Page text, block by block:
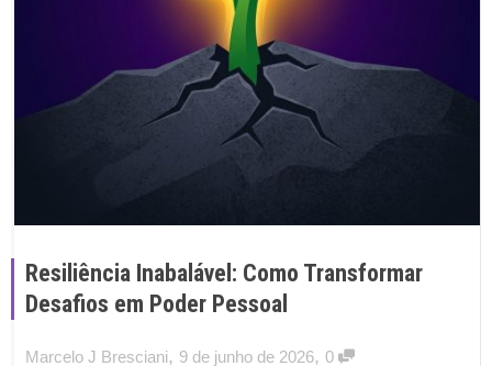
Resiliência Inabalável: Como Transformar
Desafios em Poder Pessoal
Marcelo J Bresciani, 9 de junho de 2026, 0